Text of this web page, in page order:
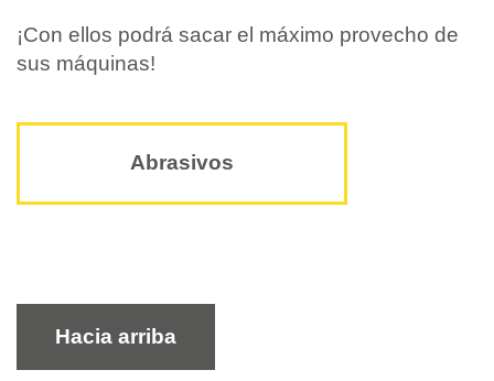
¡Con ellos podrá sacar el máximo provecho de
sus máquinas!
Abrasivos
Hacia arriba